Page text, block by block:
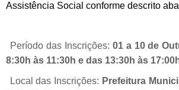
Assistência Social conforme descrito
Período das Inscrições: 01 a 10 de
8:30h às 11:30h e das 13:30h às
Local das Inscrições: Prefeitura